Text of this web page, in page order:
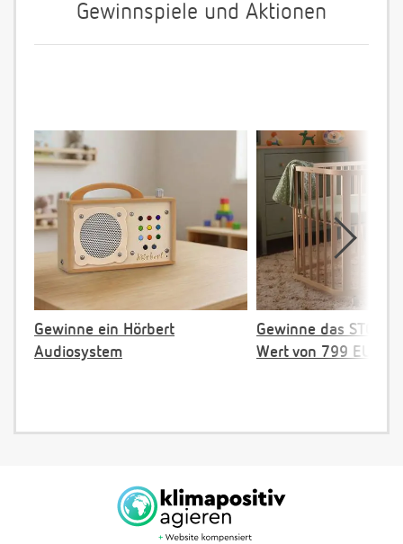
Gewinnspiele und Aktionen
Gewinne ein Hörbert
Audiosystem
Gewinne das
Wert von 799 EUR